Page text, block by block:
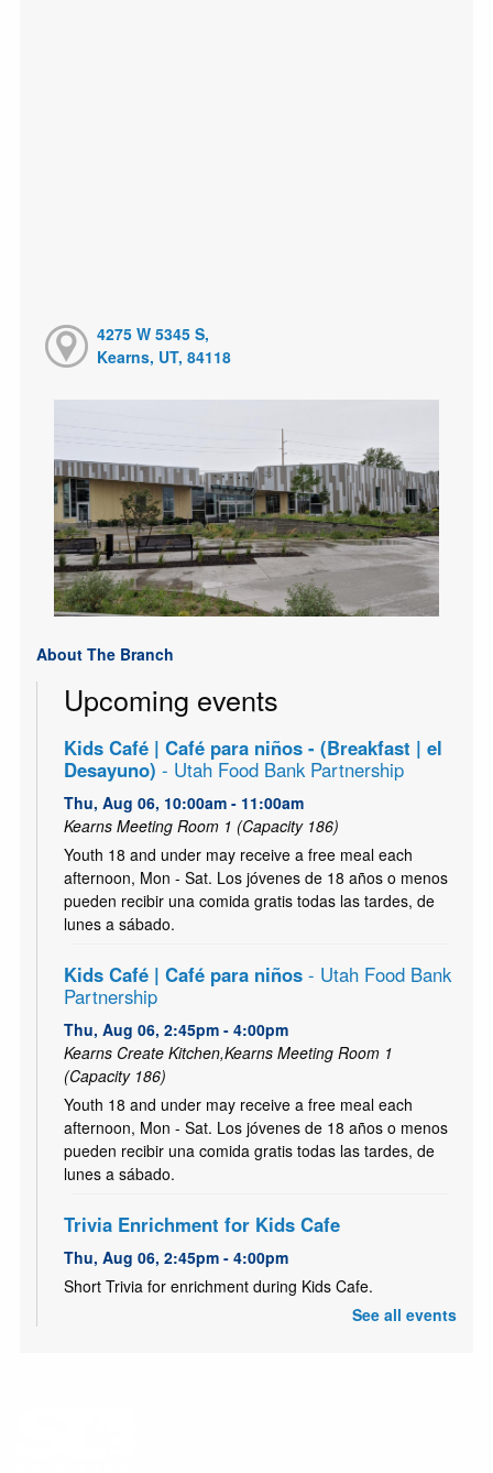
4275 W 5345 S,
Kearns, UT, 84118
About The Branch
Upcoming events
Kids Café | Café para niños - (Breakfast | el
Desayuno) - Utah Food Bank Partnership
Thu, Aug 06, 10:00am - 11:00am
Kearns Meeting Room 1 (Capacity 186)
Youth 18 and under may receive a free meal each
afternoon, Mon - Sat. Los jóvenes de 18 años o menos
pueden recibir una comida gratis todas las tardes, de
lunes a sábado.
Kids Café | Café para niños- Utah Food Bank
Partnership
Thu, Aug 06, 2:45pm - 4:00pm
Kearns Create Kitchen,Kearns Meeting Room 1
(Capacity 186)
Youth 18 and under may receive a free meal each
afternoon, Mon - Sat. Los jóvenes de 18 años o menos
pueden recibir una comida gratis todas las tardes, de
lunes a sábado.
Trivia Enrichment for Kids Cafe
Thu, Aug 06, 2:45pm - 4:00pm
Short Trivia for enrichment during Kids Cafe.
See all events